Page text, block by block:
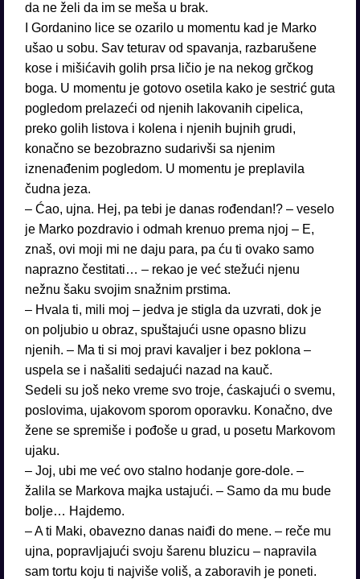
da ne želi da im se meša u brak.
I Gordanino lice se ozarilo u momentu kad je Marko
ušao u sobu. Sav teturav od spavanja, razbarušene
kose i mišićavih golih prsa ličio je na nekog grčkog
boga. U momentu je gotovo osetila kako je sestrić guta
pogledom prelazeći od njenih lakovanih cipelica,
preko golih listova i kolena i njenih bujnih grudi,
konačno se bezobrazno sudarivši sa njenim
iznenađenim pogledom. U momentu je preplavila
čudna jeza.
– Ćao, ujna. Hej, pa tebi je danas rođendan!? – veselo
je Marko pozdravio i odmah krenuo prema njoj – E,
znaš, ovi moji mi ne daju para, pa ću ti ovako samo
naprazno čestitati… – rekao je već stežući njenu
nežnu šaku svojim snažnim prstima.
– Hvala ti, mili moj – jedva je stigla da uzvrati, dok je
on poljubio u obraz, spuštajući usne opasno blizu
njenih. – Ma ti si moj pravi kavaljer i bez poklona –
uspela se i našaliti sedajući nazad na kauč.
Sedeli su još neko vreme svo troje, ćaskajući o svemu,
poslovima, ujakovom sporom oporavku. Konačno, dve
žene se spremiše i pođoše u grad, u posetu Markovom
ujaku.
– Joj, ubi me već ovo stalno hodanje gore-dole. –
žalila se Markova majka ustajući. – Samo da mu bude
bolje… Hajdemo.
– A ti Maki, obavezno danas naiđi do mene. – reče mu
ujna, popravljajući svoju šarenu bluzicu – napravila
sam tortu koju ti najviše voliš, a zaboravih je poneti.